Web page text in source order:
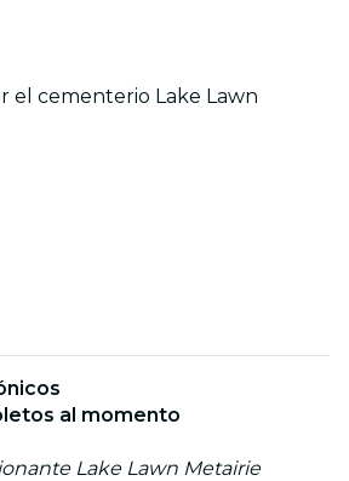
el cementerio Lake Lawn
al momento
Lake Lawn Metairie